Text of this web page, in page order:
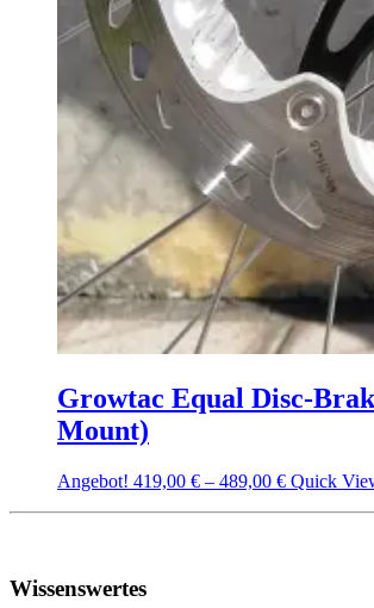
Growtac Equal Disc-
Mount)
Angebot! 419,00 € – 489,00 € Quick
Wissenswertes